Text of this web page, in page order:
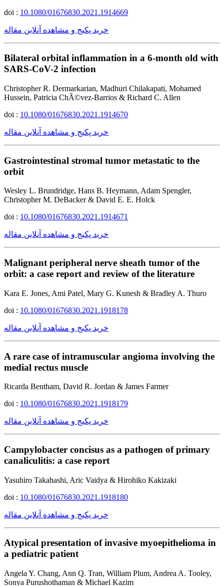
doi : 10.1080/01676830.2021.1914669
خرید پکیج و مشاهده آنلاین مقاله
Bilateral orbital inflammation in a 6-month old with
SARS-CoV-2 infection
Christopher R. Dermarkarian, Madhuri Chilakapati, Mohamed
Hussein, Patricia ChÃ©vez-Barrios & Richard C. Allen
doi : 10.1080/01676830.2021.1914670
خرید پکیج و مشاهده آنلاین مقاله
Gastrointestinal stromal tumor metastatic to the
orbit
Wesley L. Brundridge, Hans B. Heymann, Adam Spengler,
Christopher M. DeBacker & David E. E. Holck
doi : 10.1080/01676830.2021.1914671
خرید پکیج و مشاهده آنلاین مقاله
Malignant peripheral nerve sheath tumor of the
orbit: a case report and review of the literature
Kara E. Jones, Ami Patel, Mary G. Kunesh & Bradley A. Thuro
doi : 10.1080/01676830.2021.1918178
خرید پکیج و مشاهده آنلاین مقاله
A rare case of intramuscular angioma involving the
medial rectus muscle
Ricarda Bentham, David R. Jordan & James Farmer
doi : 10.1080/01676830.2021.1918179
خرید پکیج و مشاهده آنلاین مقاله
Campylobacter concisus as a pathogen of primary
canaliculitis: a case report
Yasuhiro Takahashi, Aric Vaidya & Hirohiko Kakizaki
doi : 10.1080/01676830.2021.1918180
خرید پکیج و مشاهده آنلاین مقاله
Atypical presentation of invasive myoepithelioma in
a pediatric patient
Angela Y. Chang, Ann Q. Tran, William Plum, Andrea A. Tooley,
Sonya Purushothaman & Michael Kazim